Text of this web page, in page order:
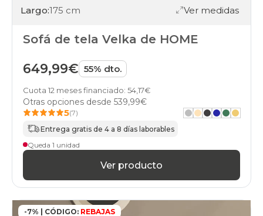
Largo:175 cm Ver medidas
Sofá de tela Velka de HOME
649,99€ 55% dto.
Cuota 12 meses financiado: 54,17€
Otras opciones desde 539,99€
5(7)
Entrega gratis de 4 a 8 días laborables
Queda 1 unidad
Ver producto
-7% | CÓDIGO: REBAJAS